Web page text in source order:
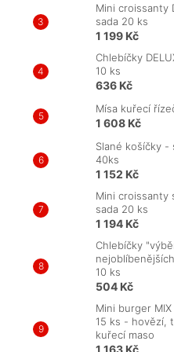
Mini croissanty
sada 20 ks
1 199 Kč
Chlebíčky
10 ks
636 Kč
Mísa kuřecí
1 608 Kč
Slané košíčky -
40ks
1 152 Kč
Mini croissanty
sada 20 ks
1 194 Kč
Chlebíčky
10 ks
504 Kč
Mini burger
15 ks - hovězí,
kuřecí maso
1 163 Kč